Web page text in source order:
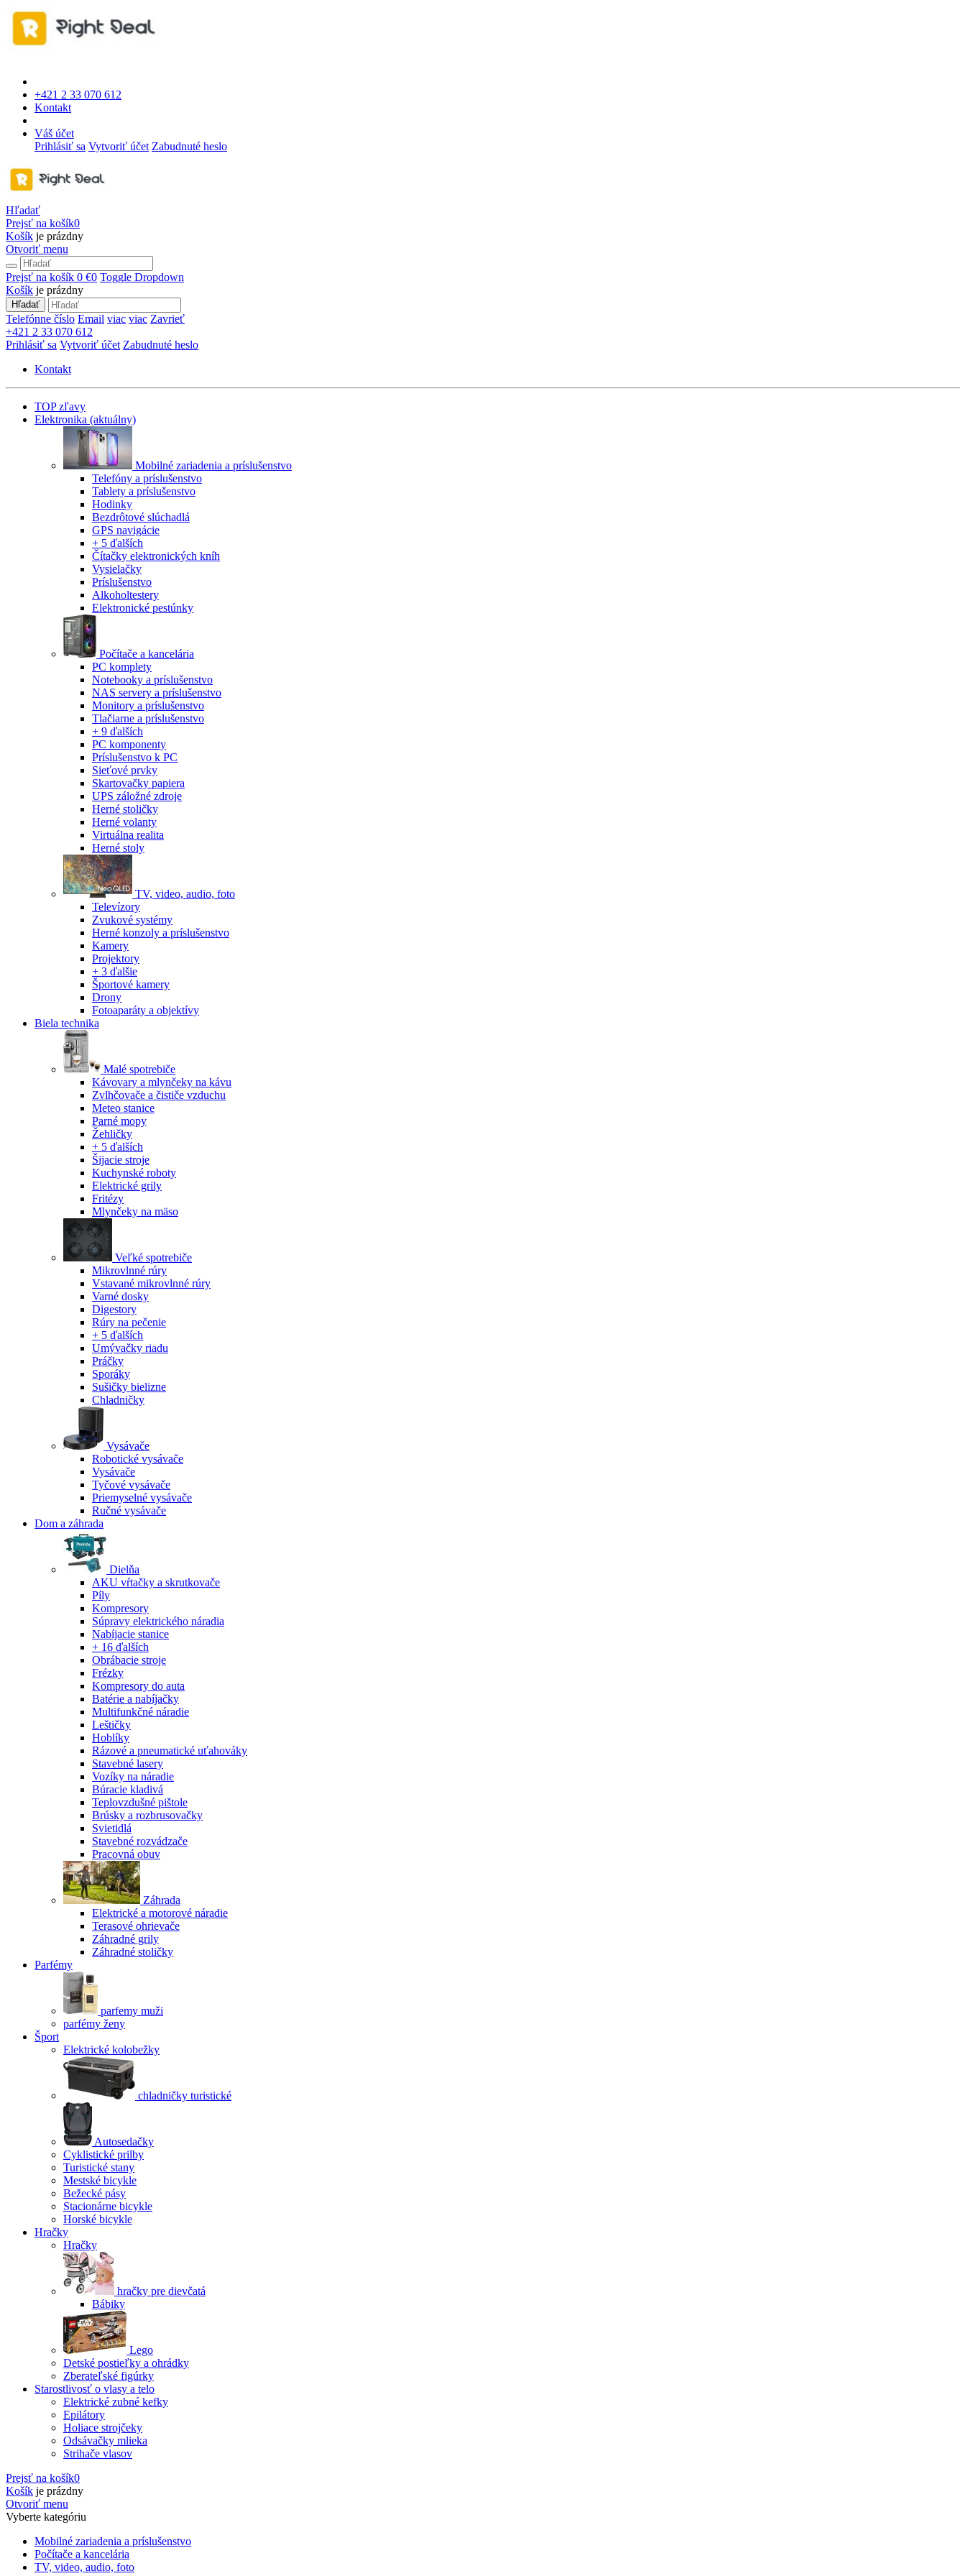
+421 2 33 070 612
Kontakt
Váš účet
Prihlásiť sa Vytvoriť účet Zabudnuté heslo
Hľadať
Prejsť na košík0
Košík je prázdny
Otvoriť menu
Prejsť na košík 0 €0 Toggle Dropdown
Košík je prázdny
Hľadať
Telefónne číslo Email viac viac Zavrieť
+421 2 33 070 612
Prihlásiť sa Vytvoriť účet Zabudnuté heslo
Kontakt
TOP zľavy
Elektronika (aktuálny)
Mobilné zariadenia a príslušenstvo
Telefóny a príslušenstvo
Tablety a príslušenstvo
Hodinky
Bezdrôtové slúchadlá
GPS navigácie
+ 5 ďalších
Čítačky elektronických kníh
Vysielačky
Príslušenstvo
Alkoholtestery
Elektronické pestúnky
Počítače a kancelária
PC komplety
Notebooky a príslušenstvo
NAS servery a príslušenstvo
Monitory a príslušenstvo
Tlačiarne a príslušenstvo
+ 9 ďalších
PC komponenty
Príslušenstvo k PC
Sieťové prvky
Skartovačky papiera
UPS záložné zdroje
Herné stoličky
Herné volanty
Virtuálna realita
Herné stoly
TV, video, audio, foto
Televízory
Zvukové systémy
Herné konzoly a príslušenstvo
Kamery
Projektory
+ 3 ďalšie
Športové kamery
Drony
Fotoaparáty a objektívy
Biela technika
Malé spotrebiče
Kávovary a mlynčeky na kávu
Zvlhčovače a čističe vzduchu
Meteo stanice
Parné mopy
Žehličky
+ 5 ďalších
Šijacie stroje
Kuchynské roboty
Elektrické grily
Fritézy
Mlynčeky na mäso
Veľké spotrebiče
Mikrovlnné rúry
Vstavané mikrovlnné rúry
Varné dosky
Digestory
Rúry na pečenie
+ 5 ďalších
Umývačky riadu
Práčky
Sporáky
Sušičky bielizne
Chladničky
Vysávače
Robotické vysávače
Vysávače
Tyčové vysávače
Priemyselné vysávače
Ručné vysávače
Dom a záhrada
Dielňa
AKU vŕtačky a skrutkovače
Píly
Kompresory
Súpravy elektrického náradia
Nabíjacie stanice
+ 16 ďalších
Obrábacie stroje
Frézky
Kompresory do auta
Batérie a nabíjačky
Multifunkčné náradie
Leštičky
Hoblíky
Rázové a pneumatické uťahováky
Stavebné lasery
Vozíky na náradie
Búracie kladivá
Teplovzdušné pištole
Brúsky a rozbrusovačky
Svietidlá
Stavebné rozvádzače
Pracovná obuv
Záhrada
Elektrické a motorové náradie
Terasové ohrievače
Záhradné grily
Záhradné stoličky
Parfémy
parfemy muži
parfémy ženy
Šport
Elektrické kolobežky
chladničky turistické
Autosedačky
Cyklistické prilby
Turistické stany
Mestské bicykle
Bežecké pásy
Stacionárne bicykle
Horské bicykle
Hračky
Hračky
hračky pre dievčatá
Bábiky
Lego
Detské postieľky a ohrádky
Zberateľské figúrky
Starostlivosť o vlasy a telo
Elektrické zubné kefky
Epilátory
Holiace strojčeky
Odsávačky mlieka
Strihače vlasov
Prejsť na košík0
Košík je prázdny
Otvoriť menu
Vyberte kategóriu
Mobilné zariadenia a príslušenstvo
Počítače a kancelária
TV, video, audio, foto